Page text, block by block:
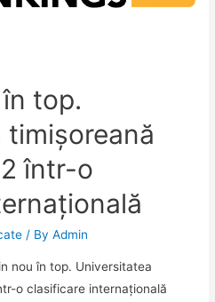
top.
într-o
/ ByAdmin
nou în top. Universitatea
o clasificare internațională